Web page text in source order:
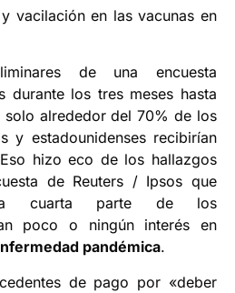
y vacilación en las vacunas en
de una encuesta
durante los tres meses hasta
alrededor del 70% de los
y estadounidenses recibirían
hizo eco de los hallazgos
de Reuters / Ipsos que
cuarta parte de los
poco o ningún interés en
pandémica.
de pago por «deber